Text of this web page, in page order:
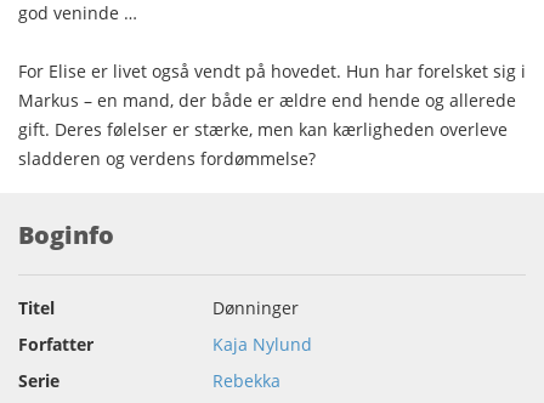
god veninde …
For Elise er livet også vendt på hovedet. Hun har forelsket sig i
Markus – en mand, der både er ældre end hende og allerede
gift. Deres følelser er stærke, men kan kærligheden overleve
sladderen og verdens fordømmelse?
Boginfo
Titel
Dønninger
Forfatter
Kaja Nylund
Serie
Rebekka